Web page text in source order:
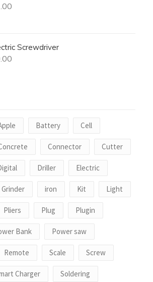
Screwdriver
Battery Cell
Connector Cutter
Driller Electric
Grinder iron Kit Light
Pliers Plug Plugin
Bank Power saw
Remote Scale Screw
Charger Soldering